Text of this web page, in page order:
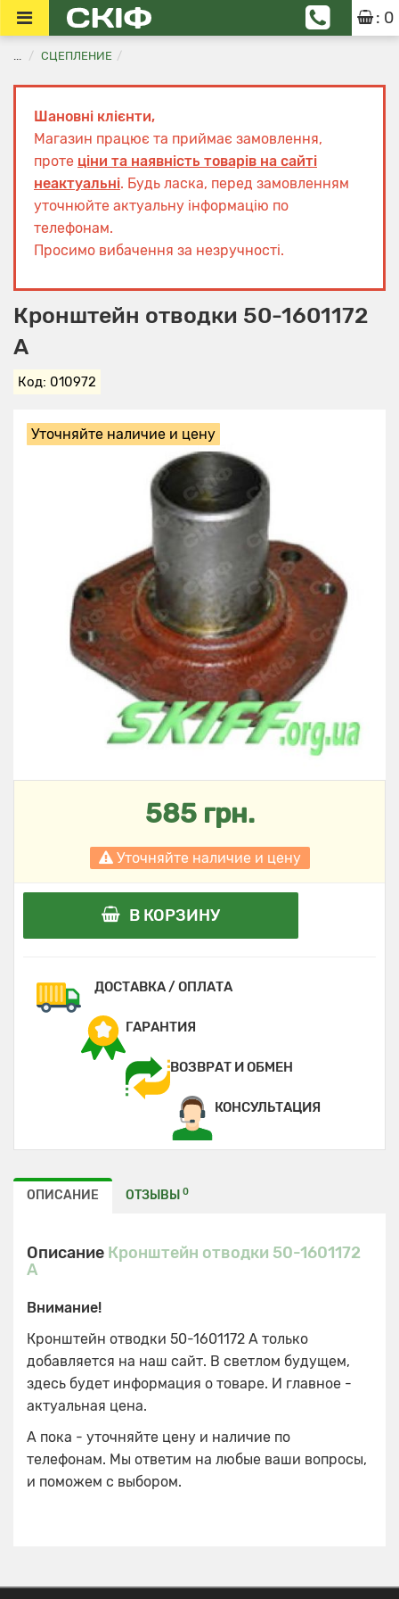
: 0
... СЦЕПЛЕНИЕ
Шановні клієнти,
Магазин працює та приймає замовлення,
проте ціни та наявність товарів на сайті
неактуальні. Будь ласка, перед замовленням
уточнюйте актуальну інформацію по
телефонам.
Просимо вибачення за незручності.
Кронштейн отводки 50-1601172
А
Код: 010972
Уточняйте наличие и цену
585 грн.
Уточняйте наличие и цену
В КОРЗИНУ
ДОСТАВКА / ОПЛАТА
ГАРАНТИЯ
ВОЗВРАТ И ОБМЕН
КОНСУЛЬТАЦИЯ
ОПИСАНИЕ ОТЗЫВЫ 0
Описание Кронштейн отводки 50-1601172
А
Внимание!
Кронштейн отводки 50-1601172 А только
добавляется на наш сайт. В светлом будущем,
здесь будет информация о товаре. И главное -
актуальная цена.
А пока - уточняйте цену и наличие по
телефонам. Мы ответим на любые ваши вопросы,
и поможем с выбором.